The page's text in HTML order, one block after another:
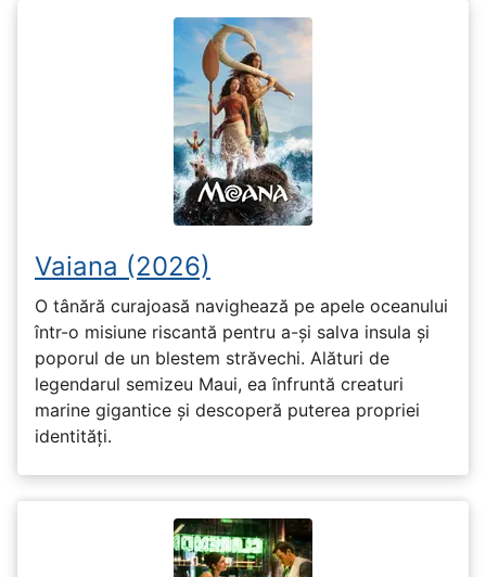
Vaiana (2026)
O tânără curajoasă navighează pe apele oceanului
într-o misiune riscantă pentru a-și salva insula și
poporul de un blestem străvechi. Alături de
legendarul semizeu Maui, ea înfruntă creaturi
marine gigantice și descoperă puterea propriei
identități.